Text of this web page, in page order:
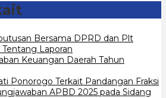
Bersama DPRD dan Plt
Laporan
Keuangan Daerah Tahun
Ponorogo Terkait Pandangan Fraksi
APBD 2025 pada Sidang